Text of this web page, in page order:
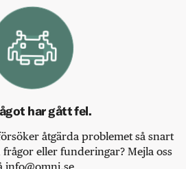
har gått fel.
åtgärda problemet så snart
eller funderingar? Mejla oss